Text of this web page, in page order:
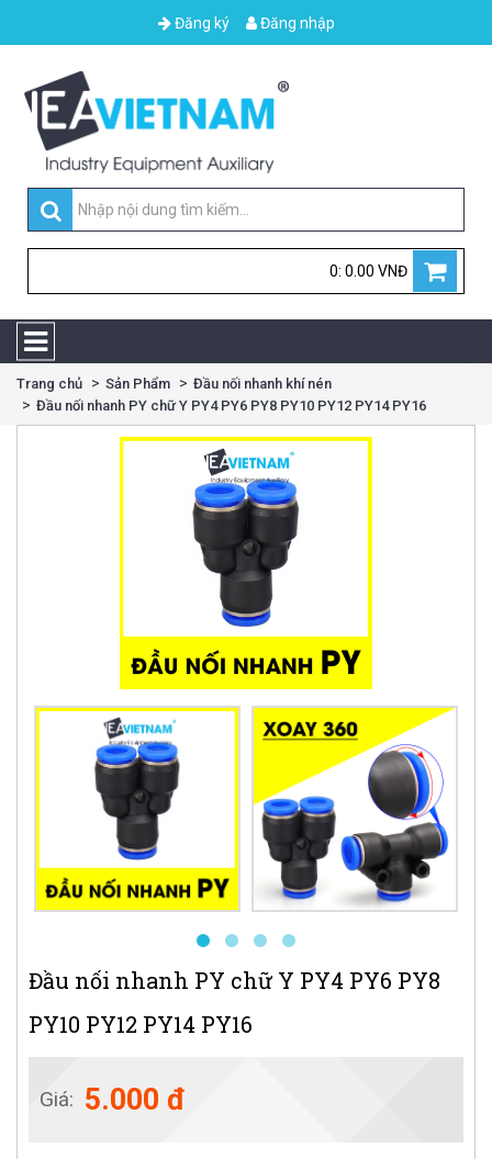
Đăng ký Đăng nhập
0: 0.00 VNĐ
Trang chủ Sản Phẩm
Đầu nối nhanh khí nén
Đầu nối nhanh PY chữ Y PY4 PY6 PY8 PY10 PY12 PY14 PY16
Đầu nối nhanh PY chữ Y PY4 PY6 PY8
PY10 PY12 PY14 PY16
Giá: 5.000 đ